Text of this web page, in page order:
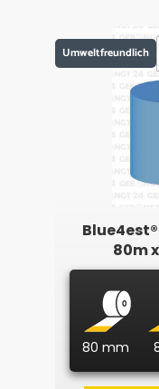
Umweltfreundlich
80m
80 mm